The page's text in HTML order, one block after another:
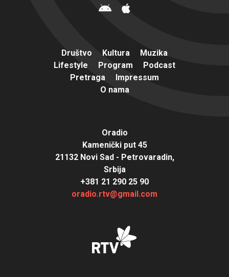
Društvo Kultura
Muzika
Lifestyle
Program
Podcast
Pretraga
Impressum
O nama
Oradio
Kamenički put 45
21132 Novi Sad - Petrovaradin,
Srbija
+381 21 290 25 90
oradio.rtv@gmail.com